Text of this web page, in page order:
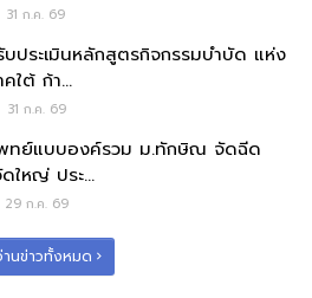
31 ก.ค. 69
ประเมินหลักสูตรกิจกรรมบำบัด แห่ง
ใต้ ก้า...
31 ก.ค. 69
ทย์แบบองค์รวม ม.ทักษิณ จัดฉีด
ใหญ่ ประ...
29 ก.ค. 69
นข่าวทั้งหมด